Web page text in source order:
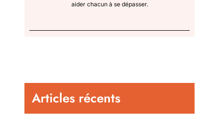
aider chacun à se dépasser.
Articles récents